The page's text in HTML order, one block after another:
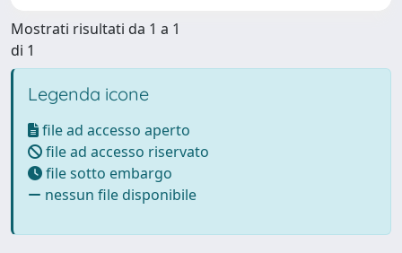
Mostrati risultati da 1 a 1
di 1
Legenda icone
file ad accesso aperto
file ad accesso riservato
file sotto embargo
nessun file disponibile